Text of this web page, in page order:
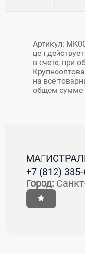
Артикул:
цен
в счете, при
на все
общем сумме
+7 (812)
Город: